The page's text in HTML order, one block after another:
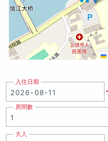
入住日期
房間數
大人